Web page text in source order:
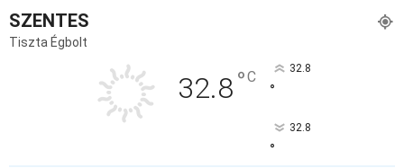
SZENTES
Tiszta Égbolt
32.8°C 32.8
°
32.8
°